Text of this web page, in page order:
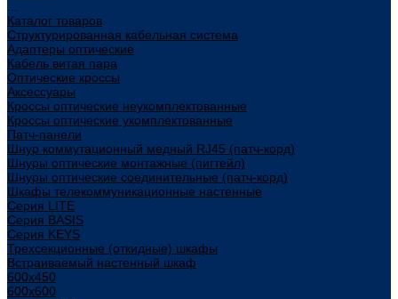
Каталог товаров
Структурированная кабельная система
Адаптеры оптические
Кабель витая пара
Оптические кроссы
Аксессуары
Кроссы оптические неукомплектованные
Кроссы оптические укомплектованные
Патч-панели
Шнур коммутационный медный RJ45 (патч-корд)
Шнуры оптические монтажные (пигтейл)
Шнуры оптические соединительные (патч-корд)
Шкафы телекоммуникационные настенные
Cерия LITE
Cерия BASIS
Cерия KEYS
Трехсекционные (откидные) шкафы
Встраиваемый настенный шкаф
600x450
600x600